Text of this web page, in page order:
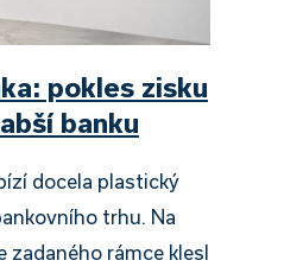
pokles zisku
banku
docela plastický
trhu. Na
zadaného rámce klesl